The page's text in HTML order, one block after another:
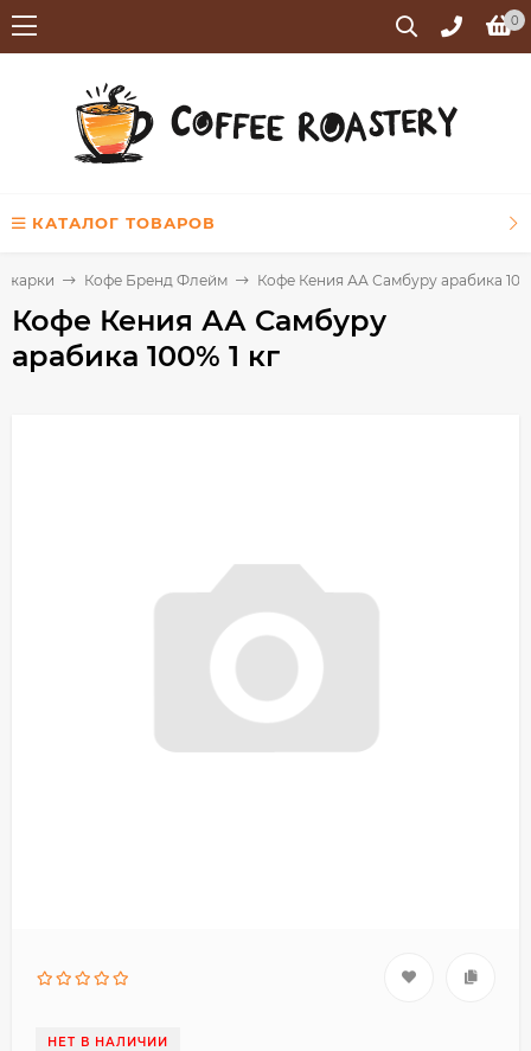
0
КАТАЛОГ ТОВАРОВ
Кофе Бренд Флейм Кофе Кения АА Самбуру арабика
Кофе Кения АА Самбуру
арабика 100% 1 кг
НЕТ В НАЛИЧИИ